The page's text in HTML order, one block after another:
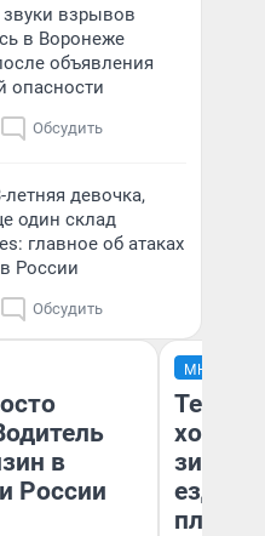
звуки взрывов
в Воронеже
объявления
опасности
Обсудить
летняя девочка,
один склад
главное об атаках
России
Обсудить
в
России
МНЕНИЕ
Тепло
зимой.
ездит
плюсы